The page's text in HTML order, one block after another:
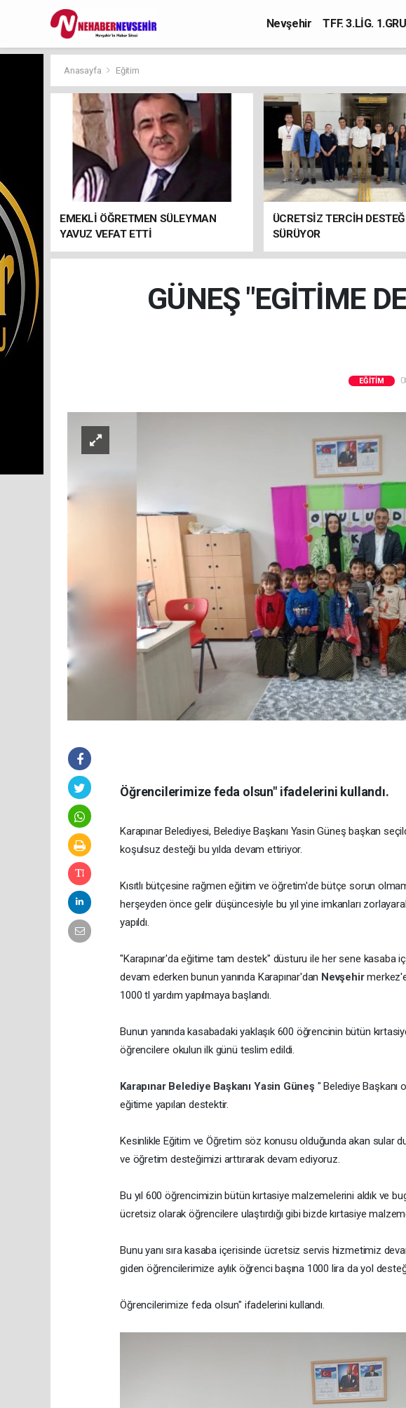
Nevşehir TFF. 3.LİG.
Anasayfa Eğitim
EMEKLİ ÖĞRETMEN SÜLEYMAN
YAVUZ VEFAT ETTİ
ÜCRETSİZ TERCİH
SÜRÜYOR
GÜNEŞ "EGİTİME
EĞITIM
Öğrencilerimize feda olsun" ifadelerini kullandı.
Karapınar Belediyesi, Belediye Başkanı Yasin Güneş başkan
koşulsuz desteği bu yılda devam ettiriyor.
Kısıtlı bütçesine rağmen eğitim ve öğretim'de bütçe sorun
herşeyden önce gelir düşüncesiyle bu yıl yine imkanları
yapıldı.
"Karapınar'da eğitime tam destek" düsturu ile her sene kasaba
devam ederken bunun yanında Karapınar'dan Nevşehir
1000 tl yardım yapılmaya başlandı.
Bunun yanında kasabadaki yaklaşık 600 öğrencinin bütün
öğrencilere okulun ilk günü teslim edildi.
Karapınar Belediye Başkanı Yasin Güneş " Belediye
eğitime yapılan destektir.
Kesinlikle Eğitim ve Öğretim söz konusu olduğunda akan sular
ve öğretim desteğimizi arttırarak devam ediyoruz.
Bu yıl 600 öğrencimizin bütün kırtasiye malzemelerini aldık ve
ücretsiz olarak öğrencilere ulaştırdığı gibi bizde kırtasiye
Bunu yanı sıra kasaba içerisinde ücretsiz servis hizmetimiz
giden öğrencilerimize aylık öğrenci başına 1000 lira da yol
Öğrencilerimize feda olsun" ifadelerini kullandı.